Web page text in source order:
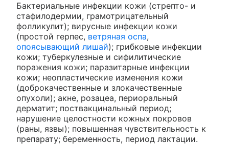
Бактериальные инфекции кожи (стрепто- и
стафилодермии, грамотрицательный
фолликулит); вирусные инфекции кожи
(простой герпес, ветряная оспа,
опоясывающий лишай); грибковые инфекции
кожи; туберкулезные и сифилитические
поражения кожи; паразитарные инфекции
кожи; неопластические изменения кожи
(доброкачественные и злокачественные
опухоли); акне, розацеа, периоральный
дерматит; поствакцинальный период;
нарушение целостности кожных покровов
(раны, язвы); повышенная чувствительность к
препарату; беременность, период лактации.